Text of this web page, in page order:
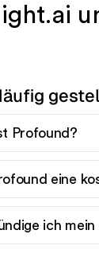
Profound?
eine
ich